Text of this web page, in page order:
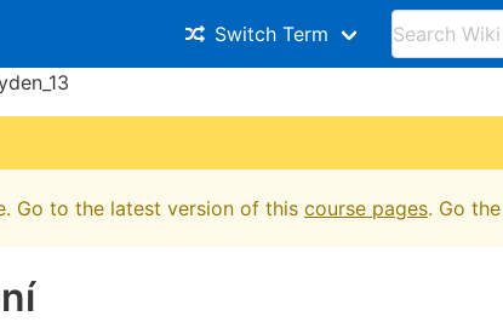
Switch Term
Go to the latest version of this course pages. Go